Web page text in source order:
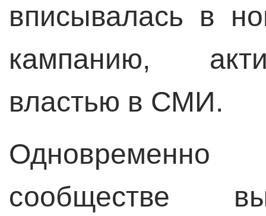
вписывалась в
кампанию,
властью в СМИ.
сообществе